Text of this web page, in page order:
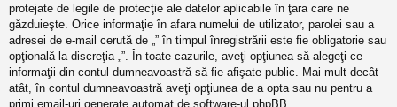
protejate de legile de protecţie ale datelor aplicabile în ţara care ne
găzduieşte. Orice informaţie în afara numelui de utilizator, parolei sau a
adresei de e-mail cerută de „” în timpul înregistrării este fie obligatorie sau
opţională la discreţia „”. În toate cazurile, aveţi opţiunea să alegeţi ce
informaţii din contul dumneavoastră să fie afişate public. Mai mult decât
atât, în contul dumneavoastră aveţi opţiunea de a opta sau nu pentru a
primi email-uri generate automat de software-ul phpBB.